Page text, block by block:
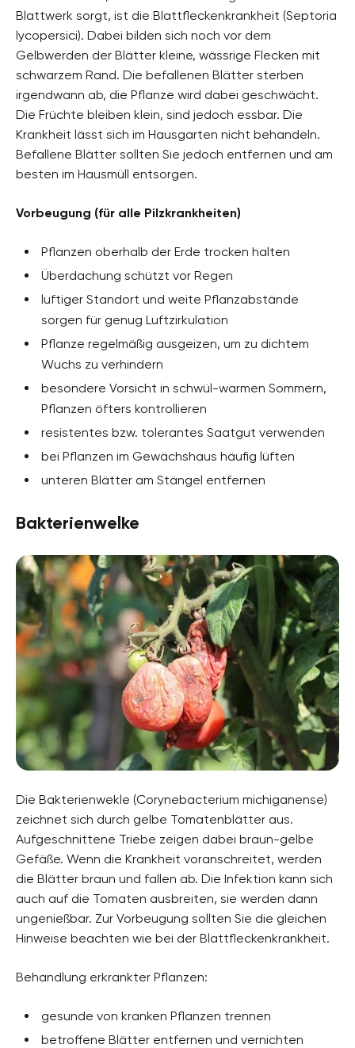
Blattwerk sorgt, ist die Blattfleckenkrankheit (Septoria
lycopersici). Dabei bilden sich noch vor dem
Gelbwerden der Blätter kleine, wässrige Flecken mit
schwarzem Rand. Die befallenen Blätter sterben
irgendwann ab, die Pflanze wird dabei geschwächt.
Die Früchte bleiben klein, sind jedoch essbar. Die
Krankheit lässt sich im Hausgarten nicht behandeln.
Befallene Blätter sollten Sie jedoch entfernen und am
besten im Hausmüll entsorgen.
Vorbeugung (für alle Pilzkrankheiten)
Pflanzen oberhalb der Erde trocken halten
Überdachung schützt vor Regen
luftiger Standort und weite Pflanzabstände
sorgen für genug Luftzirkulation
Pflanze regelmäßig ausgeizen, um zu dichtem
Wuchs zu verhindern
besondere Vorsicht in schwül-warmen Sommern,
Pflanzen öfters kontrollieren
resistentes bzw. tolerantes Saatgut verwenden
bei Pflanzen im Gewächshaus häufig lüften
unteren Blätter am Stängel entfernen
Bakterienwelke
Die Bakterienwekle (Corynebacterium michiganense)
zeichnet sich durch gelbe Tomatenblätter aus.
Aufgeschnittene Triebe zeigen dabei braun-gelbe
Gefäße. Wenn die Krankheit voranschreitet, werden
die Blätter braun und fallen ab. Die Infektion kann sich
auch auf die Tomaten ausbreiten, sie werden dann
ungenießbar. Zur Vorbeugung sollten Sie die gleichen
Hinweise beachten wie bei der Blattfleckenkrankheit.
Behandlung erkrankter Pflanzen:
gesunde von kranken Pflanzen trennen
betroffene Blätter entfernen und vernichten